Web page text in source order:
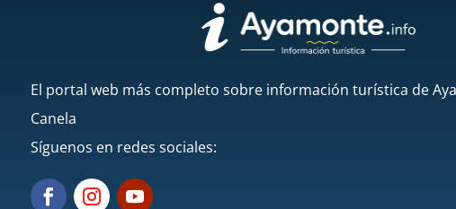
El portal web más completo sobre información turística de
Canela
Síguenos en redes sociales: